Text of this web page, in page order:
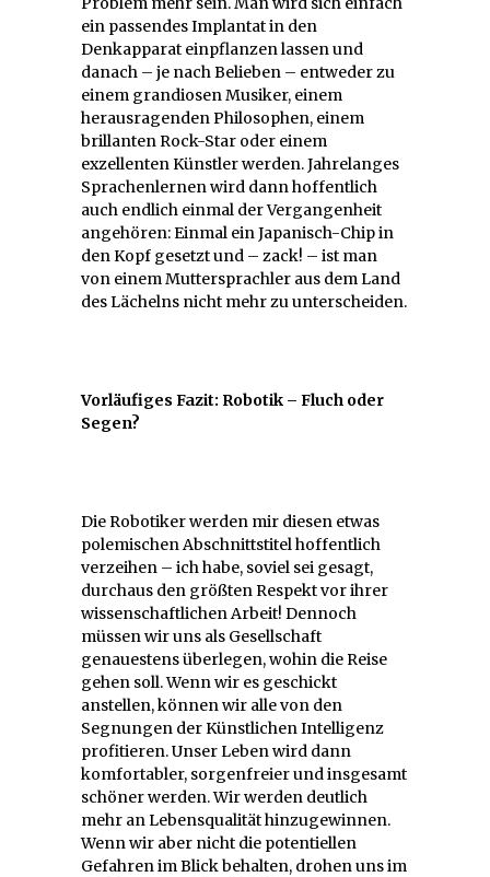
ein passendes Implantat in den
Denkapparat einpflanzen lassen und
danach – je nach Belieben – entweder zu
einem grandiosen Musiker, einem
herausragenden Philosophen, einem
brillanten Rock-Star oder einem
exzellenten Künstler werden. Jahrelanges
Sprachenlernen wird dann hoffentlich
auch endlich einmal der Vergangenheit
angehören: Einmal ein Japanisch-Chip in
den Kopf gesetzt und – zack! – ist man
von einem Muttersprachler aus dem Land
des Lächelns nicht mehr zu unterscheiden.
Vorläufiges Fazit: Robotik – Fluch oder
Segen?
Die Robotiker werden mir diesen etwas
polemischen Abschnittstitel hoffentlich
verzeihen – ich habe, soviel sei gesagt,
durchaus den größten Respekt vor ihrer
wissenschaftlichen Arbeit! Dennoch
müssen wir uns als Gesellschaft
genauestens überlegen, wohin die Reise
gehen soll. Wenn wir es geschickt
anstellen, können wir alle von den
Segnungen der Künstlichen Intelligenz
profitieren. Unser Leben wird dann
komfortabler, sorgenfreier und insgesamt
schöner werden. Wir werden deutlich
mehr an Lebensqualität hinzugewinnen.
Wenn wir aber nicht die potentiellen
Gefahren im Blick behalten, drohen uns im